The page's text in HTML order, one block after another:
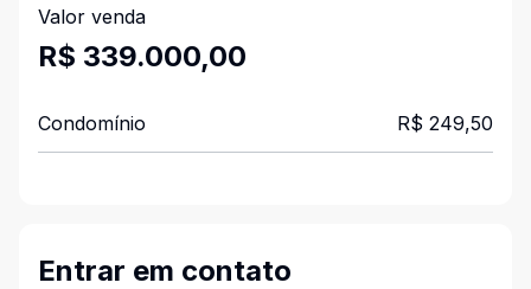
Valor venda
R$ 339.000,00
Condomínio R$ 249,50
Entrar em contato